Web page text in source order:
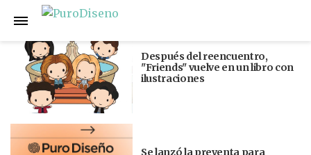
Anterior
Después del reencuentro,
"Friends" vuelve en un libro con
ilustraciones
Se lanzó la preventa para
Siguiente